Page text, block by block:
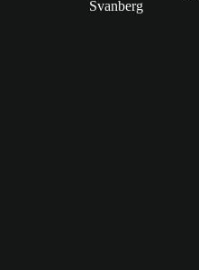
Svanberg